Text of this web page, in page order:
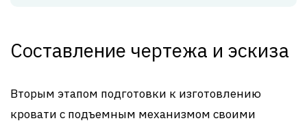
Составление чертежа и эскиза
Вторым этапом подготовки к изготовлению
кровати с подъемным механизмом своими